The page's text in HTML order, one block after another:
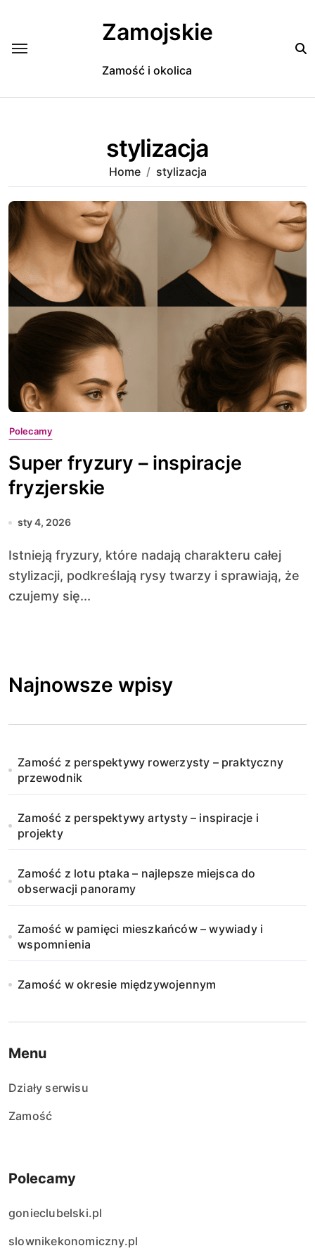
Zamojskie
Zamość i okolica
stylizacja
Home stylizacja
Polecamy
Super fryzury – inspiracje
fryzjerskie
sty 4, 2026
Istnieją fryzury, które nadają charakteru całej
stylizacji, podkreślają rysy twarzy i sprawiają, że
czujemy się...
Najnowsze wpisy
Zamość z perspektywy rowerzysty – praktyczny
przewodnik
Zamość z perspektywy artysty – inspiracje i
projekty
Zamość z lotu ptaka – najlepsze miejsca do
obserwacji panoramy
Zamość w pamięci mieszkańców – wywiady i
wspomnienia
Zamość w okresie międzywojennym
Menu
Działy serwisu
Zamość
Polecamy
gonieclubelski.pl
slownikekonomiczny.pl